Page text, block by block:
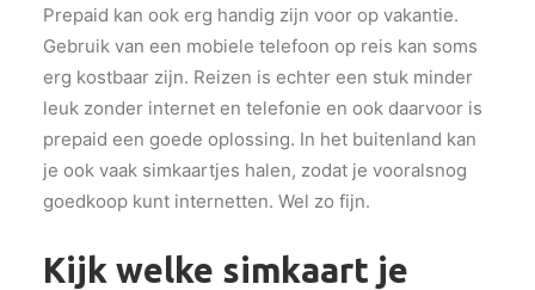
Prepaid kan ook erg handig zijn voor op vakantie.
Gebruik van een mobiele telefoon op reis kan soms
erg kostbaar zijn. Reizen is echter een stuk minder
leuk zonder internet en telefonie en ook daarvoor is
prepaid een goede oplossing. In het buitenland kan
je ook vaak simkaartjes halen, zodat je vooralsnog
goedkoop kunt internetten. Wel zo fijn.
Kijk welke simkaart je